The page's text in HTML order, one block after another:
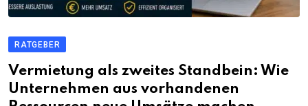
RATGEBER
Vermietung als zweites Standbein: Wie
Unternehmen aus vorhandenen